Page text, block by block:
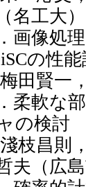
名工大
画像処
の性能
賢一，
柔軟な
の検討
昌則，
夫（広